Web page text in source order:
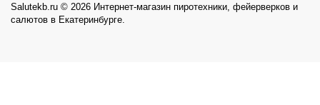
Salutekb.ru © 2026 Интернет-магазин пиротехники, фейерверков и
салютов в Екатеринбурге.